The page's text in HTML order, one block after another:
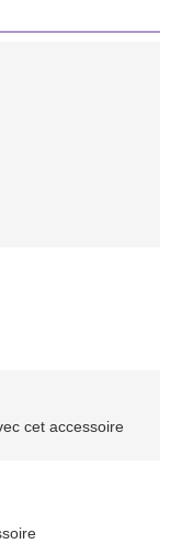
cet accessoire